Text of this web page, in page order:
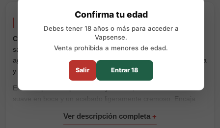
Cocoloco 10ml Muss Vapees una sal de nicotina con
sabor suave y dulce a coco. Una opción sencilla, tropical y
agradable para quienes buscan una calada cremosa, redonda
y fácil de vapear durante el día.
El coco aporta un perfil dulce y exótico, con una sensación
suave en boca y un acabado ligeramente cremoso. Encaja
mezclas demasiado intensas.
Confirma tu edad
Debes tener 18 años o más para acceder a
Vapsense.
Venta prohibida a menores de edad.
Salir Entrar 18